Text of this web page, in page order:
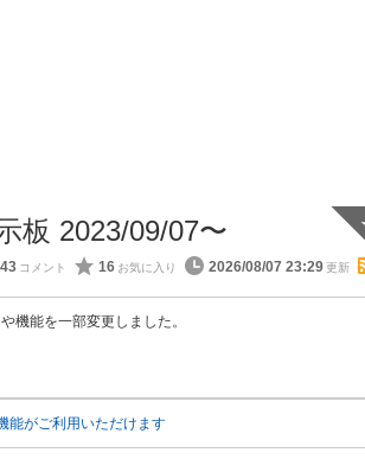
板 2023/09/07〜
16 2026/08/07 23:29
機能を一部変更しました。
能がご利用いただけます